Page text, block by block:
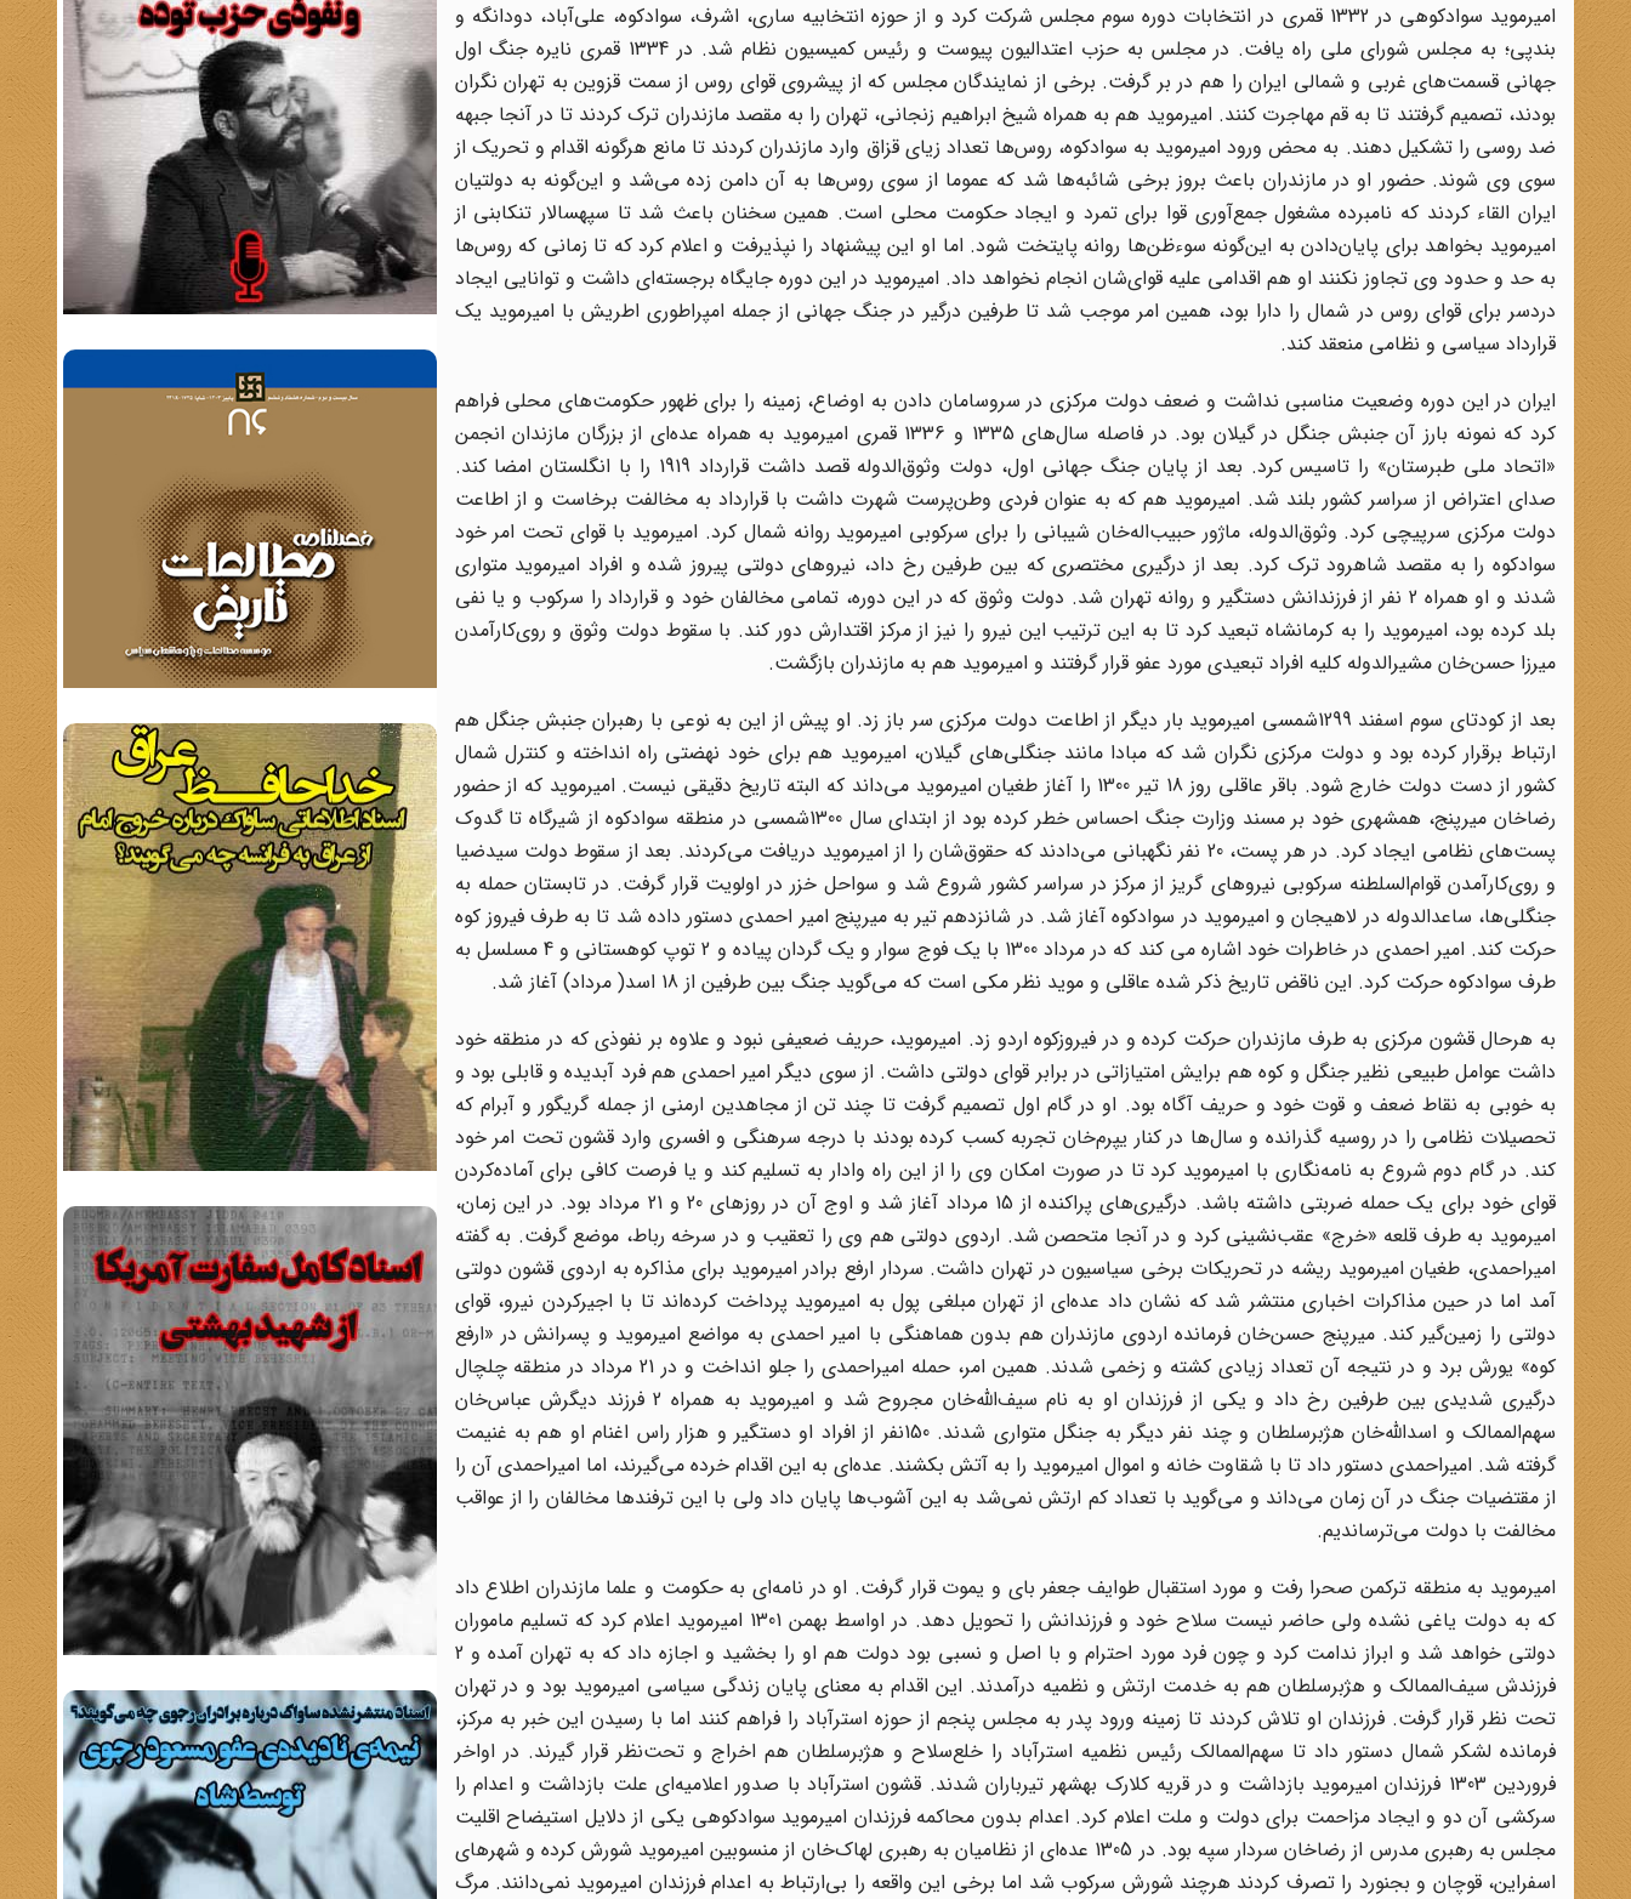
امیرموید سوادکوهی در 1332 قمری در انتخابات دوره سوم مجلس شرکت کرد و از حوزه انتخابیه ساری، اشرف، سوادکوه، علی‌آباد، دودانگه و
بندپی؛ به مجلس شورای ملی راه یافت. در مجلس به حزب اعتدالیون پیوست و رئیس کمیسیون نظام شد. در 1334 قمری نایره جنگ اول
جهانی قسمت‌های غربی و شمالی ایران را هم در بر گرفت. برخی از نمایندگان مجلس که از پیشروی قوای روس از سمت قزوین به تهران نگران
بودند، تصمیم گرفتند تا به قم مهاجرت کنند. امیرموید هم به همراه شیخ ابراهیم زنجانی، تهران را به مقصد مازندران ترک کردند تا در آنجا جبهه
ضد روسی را تشکیل دهند. به محض ورود امیرموید به سوادکوه، روس‌ها تعداد زیای قزاق وارد مازندران کردند تا مانع هرگونه اقدام و تحریک از
سوی وی شوند. حضور او در مازندران باعث بروز برخی شائبه‌ها شد که عموما از سوی روس‌ها به آن دامن زده می‌شد و این‌گونه به دولتیان
ایران القاء کردند که نامبرده مشغول جمع‌آوری قوا برای تمرد و ایجاد حکومت محلی است. همین سخنان باعث شد تا سپهسالار تنکابنی از
امیرموید بخواهد برای پایان‌دادن به این‌گونه سوء‌ظن‌ها روانه پایتخت شود. اما او این پیشنهاد را نپذیرفت و اعلام کرد که تا زمانی که روس‌ها
به حد و حدود وی تجاوز نکنند او هم اقدامی علیه قوای‌شان انجام نخواهد داد. امیرموید در این دوره جایگاه برجسته‌ای داشت و توانایی ایجاد
دردسر برای قوای روس در شمال را دارا بود، همین امر موجب شد تا طرفین درگیر در جنگ جهانی از جمله امپراطوری اطریش با امیرموید یک
قرارداد سیاسی و نظامی منعقد کند.
ایران در این دوره وضعیت مناسبی نداشت و ضعف دولت مرکزی در سروسامان دادن به اوضاع، زمینه را برای ظهور حکومت‌های محلی فراهم
کرد که نمونه بارز آن جنبش جنگل در گیلان بود. در فاصله سال‌های 1335 و 1336 قمری امیرموید به همراه عده‌ای از بزرگان مازندان انجمن
«اتحاد ملی طبرستان» را تاسیس کرد. بعد از پایان جنگ جهانی اول، دولت وثوق‌الدوله قصد داشت قرارداد 1919 را با انگلستان امضا کند.
صدای اعتراض از سراسر کشور بلند شد. امیرموید هم که به عنوان فردی وطن‌پرست شهرت داشت با قرارداد به مخالفت برخاست و از اطاعت
دولت مرکزی سرپیچی کرد. وثوق‌الدوله، ماژور حبیب‌اله‌خان شیبانی را برای سرکوبی امیرموید روانه شمال کرد. امیرموید با قوای تحت امر خود
سوادکوه را به مقصد شاهرود ترک کرد. بعد از درگیری مختصری که بین طرفین رخ داد، نیروهای دولتی پیروز شده و افراد امیرموید متواری
شدند و او همراه 2 نفر از فرزندانش دستگیر و روانه تهران شد. دولت وثوق که در این دوره، تمامی مخالفان خود و قرارداد را سرکوب و یا نفی
بلد کرده بود، امیرموید را به کرمانشاه تبعید کرد تا به این ترتیب این نیرو را نیز از مرکز اقتدارش دور کند. با سقوط دولت وثوق و روی‌کارآمدن
میرزا حسن‌خان مشیرالدوله کلیه افراد تبعیدی مورد عفو قرار گرفتند و امیرموید هم به مازندران بازگشت.
بعد از کودتای سوم اسفند 1299شمسی امیرموید بار دیگر از اطاعت دولت مرکزی سر باز زد. او پیش از این به نوعی با رهبران جنبش جنگل هم
ارتباط برقرار کرده بود و دولت مرکزی نگران شد که مبادا مانند جنگلی‌های گیلان، امیرموید هم برای خود نهضتی راه انداخته و کنترل شمال
کشور از دست دولت خارج شود. باقر عاقلی روز 18 تیر 1300 را آغاز طغیان امیرموید می‌داند که البته تاریخ دقیقی نیست. امیرموید که از حضور
رضاخان میرپنج، همشهری خود بر مسند وزارت جنگ احساس خطر کرده بود از ابتدای سال 1300شمسی در منطقه سوادکوه از شیرگاه تا گدوک
پست‌های نظامی ایجاد کرد. در هر پست، 20 نفر نگهبانی می‌دادند که حقوق‌شان را از امیرموید دریافت می‌کردند. بعد از سقوط دولت سیدضیا
و روی‌کار‌آمدن قوام‌السلطنه سرکوبی نیروهای گریز از مرکز در سراسر کشور شروع شد و سواحل خزر در اولویت قرار گرفت. در تابستان حمله به
جنگلی‌ها، ساعدالدوله در لاهیجان و امیرموید در سوادکوه آغاز شد. در شانزدهم تیر به میرپنج امیر احمدی دستور داده شد تا به طرف فیروز کوه
حرکت کند. امیر احمدی در خاطرات خود اشاره می کند که در مرداد 1300 با یک فوج سوار و یک گردان پیاده و 2 توپ کوهستانی و 4 مسلسل به
طرف سوادکوه حرکت کرد. این ناقض تاریخ ذکر شده عاقلی و موید نظر مکی است که می‌گوید جنگ بین طرفین از 18 اسد( مرداد) آغاز شد.
به هرحال قشون مرکزی به طرف مازندران حرکت کرده و در فیروزکوه اردو زد. امیرموید، حریف ضعیفی نبود و علاوه بر نفوذی که در منطقه خود
داشت عوامل طبیعی نظیر جنگل و کوه هم برایش امتیازاتی در برابر قوای دولتی داشت. از سوی دیگر امیر احمدی هم فرد آبدیده و قابلی بود و
به خوبی به نقاط ضعف و قوت خود و حریف آگاه بود. او در گام اول تصمیم گرفت تا چند تن از مجاهدین ارمنی از جمله گریگور و آبرام که
تحصیلات نظامی را در روسیه گذرانده و سال‌ها در کنار یپرم‌خان تجربه کسب کرده بودند با درجه سرهنگی و افسری وارد قشون تحت امر خود
کند. در گام دوم شروع به نامه‌نگاری با امیرموید کرد تا در صورت امکان وی را از این راه وادار به تسلیم کند و یا فرصت کافی برای آماده‌کردن
قوای خود برای یک حمله ضربتی داشته باشد. درگیری‌های پراکنده از 15 مرداد آغاز شد و اوج آن در روزهای 20 و 21 مرداد بود. در این زمان،
امیرموید به طرف قلعه «خرج» عقب‌نشینی کرد و در آنجا متحصن شد. اردوی دولتی هم وی را تعقیب و در سرخه رباط، موضع گرفت. به گفته
امیراحمدی، طغیان امیرموید ریشه در تحریکات برخی سیاسیون در تهران داشت. سردار ارفع برادر امیرموید برای مذاکره به اردوی قشون دولتی
آمد اما در حین مذاکرات اخباری منتشر شد که نشان داد عده‌ای از تهران مبلغی پول به امیرموید پرداخت کرده‌اند تا با اجیرکردن نیرو، قوای
دولتی را زمین‌گیر کند. میرپنج حسن‌خان فرمانده اردوی مازندران هم بدون هماهنگی با امیر احمدی به مواضع امیرموید و پسرانش در «ارفع
کوه» یورش برد و در نتیجه آن تعداد زیادی کشته و زخمی شدند. همین امر، حمله امیراحمدی را جلو انداخت و در 21 مرداد در منطقه چلچال
درگیری شدیدی بین طرفین رخ داد و یکی از فرزندان او به نام سیف‌الله‌خان مجروح شد و امیرموید به همراه 2 فرزند دیگرش عباس‌خان
سهم‌الممالک و اسدالله‌خان هژبرسلطان و چند نفر دیگر به جنگل متواری شدند. 150نفر از افراد او دستگیر و هزار راس اغنام او هم به غنیمت
گرفته شد. امیراحمدی دستور داد تا با شقاوت خانه و اموال امیرموید را به آتش بکشند. عده‌ای به این اقدام خرده می‌گیرند، اما امیراحمدی آن را
از مقتضیات جنگ در آن زمان می‌داند و می‌گوید با تعداد کم ارتش نمی‌شد به این آشوب‌ها پایان داد ولی با این ترفندها مخالفان را از عواقب
مخالفت با دولت می‌ترساندیم.
امیرموید به منطقه ترکمن صحرا رفت و مورد استقبال طوایف جعفر بای و یموت قرار گرفت. او در نامه‌ای به حکومت و علما مازندران اطلاع داد
که به دولت یاغی نشده ولی حاضر نیست سلاح خود و فرزندانش را تحویل دهد. در اواسط بهمن 1301 امیرموید اعلام کرد که تسلیم ماموران
دولتی خواهد شد و ابراز ندامت کرد و چون فرد مورد احترام و با اصل و نسبی بود دولت هم او را بخشید و اجازه داد که به تهران آمده و 2
فرزندش سیف‌الممالک و هژبرسلطان هم به خدمت ارتش و نظمیه درآمدند. این اقدام به معنای پایان زندگی سیاسی امیرموید بود و در تهران
تحت نظر قرار گرفت. فرزندان او تلاش کردند تا زمینه ورود پدر به مجلس پنجم از حوزه استرآباد را فراهم کنند اما با رسیدن این خبر به مرکز،
فرمانده لشکر شمال دستور داد تا سهم‌الممالک رئیس نظمیه استرآباد را خلع‌سلاح و هژبرسلطان هم اخراج و تحت‌نظر قرار گیرند. در اواخر
فروردین 1303 فرزندان امیرموید بازداشت و در قریه کلارک بهشهر تیرباران شدند. قشون استرآباد با صدور اعلامیه‌ای علت بازداشت و اعدام را
سرکشی آن دو و ایجاد مزاحمت برای دولت و ملت اعلام کرد. اعدام بدون محاکمه فرزندان امیرموید سوادکوهی یکی از دلایل استیضاح اقلیت
مجلس به رهبری مدرس از رضاخان سردار سپه بود. در 1305 عده‌ای از نظامیان به رهبری لهاک‌خان از منسوبین امیرموید شورش کرده و شهرهای
اسفراین، قوچان و بجنورد را تصرف کردند هرچند شورش سرکوب شد اما برخی این واقعه را بی‌ارتباط به اعدام فرزندان امیرموید نمی‌دانند. مرگ